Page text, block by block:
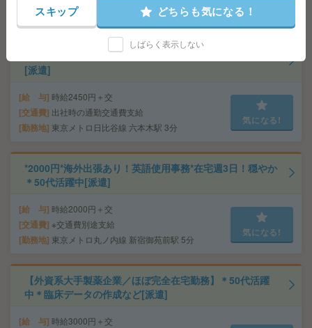
東京都千代田区 中央・総武線各停 飯田橋駅
徒歩7分
完全在宅で16時まで！英語&日本語＼EC運営サポート／
[派遣]
給 与 時給2450円＋交
交通費 出社時の通勤交通費支給
勤務地 東京メトロ日比谷線 六本木駅 3分
気になる!
*2000円*海外出張あり！英語使用事務*在宅週3日！穏やか
＊50代活躍中[派遣]
給 与 時給2000円＋交
交通費 ※交通費別途支給
勤務地 東京メトロ丸ノ内線 新宿御苑前駅 5分
気になる!
【外資系大手製薬企業／ほぼ完全在宅勤務】＊50代活躍
中＊臨床データの作成など[派遣]
給 与 時給3000円＋交
スキップ どちらも気になる！
しばらく表示しない